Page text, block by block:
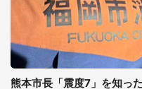
熊本市長「震度7」を知っ